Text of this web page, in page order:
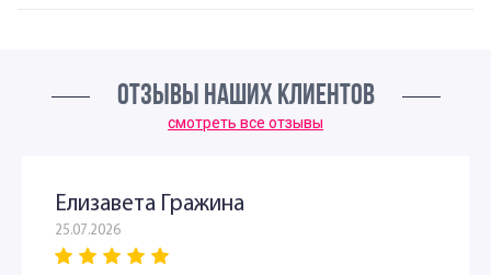
ОТЗЫВЫ НАШИХ КЛИЕНТОВ
смотреть все отзывы
Елизавета Гражина
25.07.2026